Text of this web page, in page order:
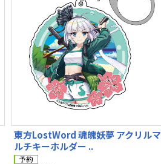
東方LostWord 魂魄妖夢 アクリルマ
ルチキーホルダー ..